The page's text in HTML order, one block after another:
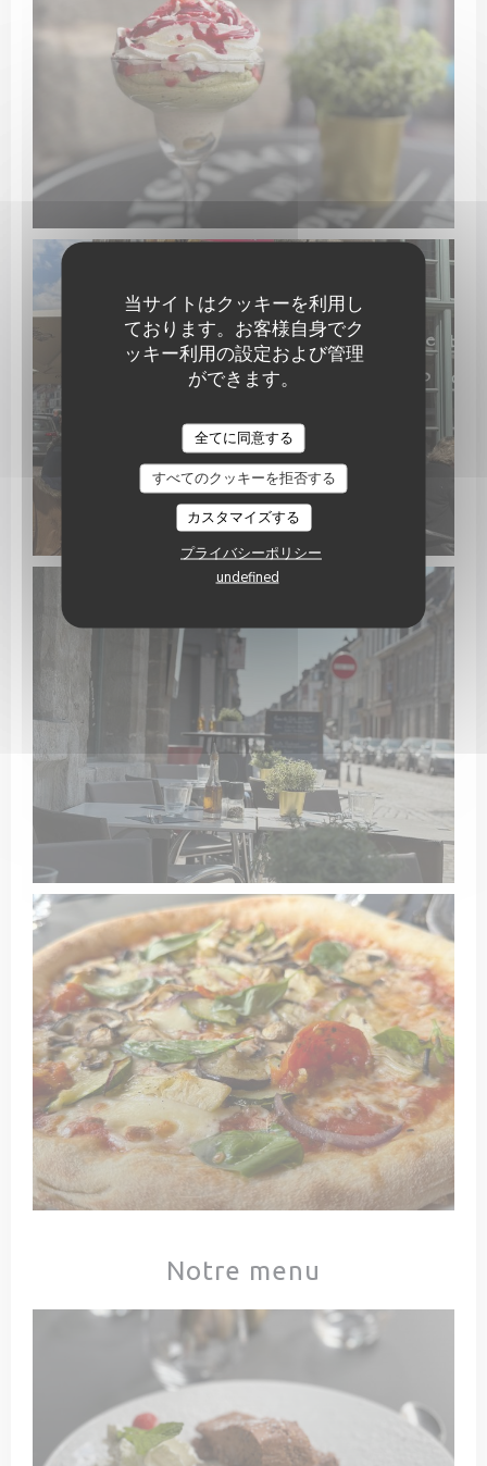
当サイトはクッキーを利用し
ております。お客様自身でク
ッキー利用の設定および管理
ができます。
全てに同意する
すべてのクッキーを拒否する
カスタマイズする
プライバシーポリシー
undefined
Notre menu